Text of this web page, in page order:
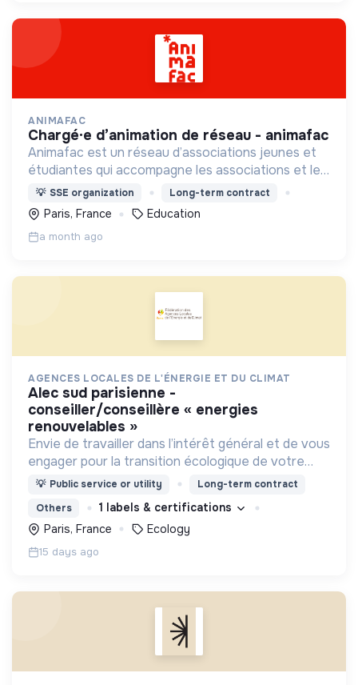
ANIMAFAC
chargé·e d’animation de réseau - animafac
Animafac est un réseau d’associations jeunes et
étudiantes qui accompagne les associations et les
individus qui les composent dans la réalisation de
leurs projets et leur parcours d’engagement.
💡 SSE organization Long-term contract
Paris, France Education
a month ago
AGENCES LOCALES DE L'ÉNERGIE ET DU CLIMAT
alec sud parisienne -
conseiller/conseillère « energies
renouvelables »
Envie de travailler dans l’intérêt général et de vous
engager pour la transition écologique de votre
territoire ? Les Agences Locales de l’Énergie et du
💡 Public service or utility
Long-term contract
Others
1 labels & certifications
Paris, France
Ecology
15 days ago